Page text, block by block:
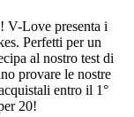
V-Love presenta i
Perfetti per un
al nostro test di
provare le nostre
entro il 1°
20!